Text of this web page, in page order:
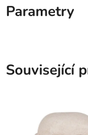
Parametry
Související